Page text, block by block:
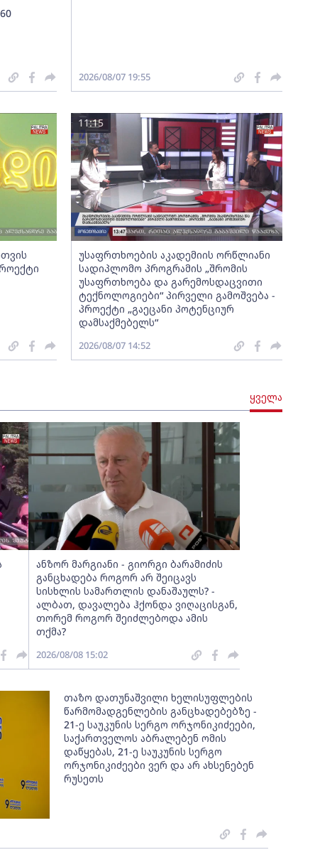
2026/08/07 19:55
უსაფრთხოების აკადემიის ორწლიანი
სადიპლომო პროგრამის „შრომის
უსაფრთხოება და გარემოსდაცვითი
ტექნოლოგიები“ პირველი გამოშვება -
პროექტი „გაეცანი პოტენციურ
დამსაქმებელს“
11:15
2026/08/07 14:52
ყველა
ანზორ მარგიანი - გიორგი ბარამიძის
განცხადება როგორ არ შეიცავს
სისხლის სამართლის დანაშაულს? -
ალბათ, დავალება ჰქონდა ვიღაცისგან,
თორემ როგორ შეიძლებოდა ამის
თქმა?
2026/08/08 15:02
თაზო დათუნაშვილი ხელისუფლების
წარმომადგენლების განცხადებებზე -
21-ე საუკუნის სერგო ორჯონიკიძეები,
საქართველოს აბრალებენ ომის
დაწყებას, 21-ე საუკუნის სერგო
ორჯონიკიძეები ვერ და არ ახსენებენ
რუსეთს